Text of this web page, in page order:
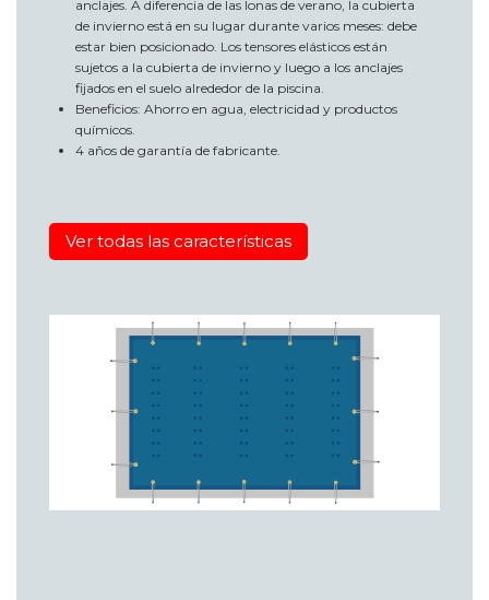
anclajes. A diferencia de las lonas de verano, la cubierta
de invierno está en su lugar durante varios meses: debe
estar bien posicionado. Los tensores elásticos están
sujetos a la cubierta de invierno y luego a los anclajes
fijados en el suelo alrededor de la piscina.
Beneficios: Ahorro en agua, electricidad y productos
químicos.
4 años de garantía de fabricante.
Ver todas las características